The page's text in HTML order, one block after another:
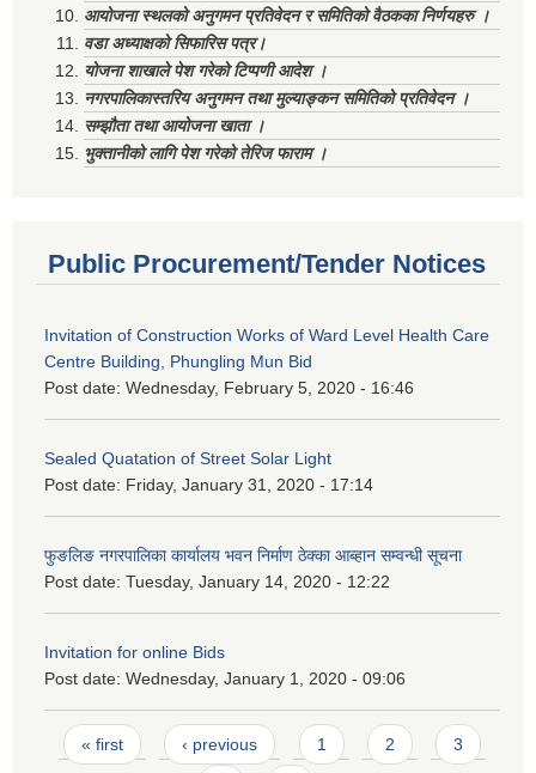
आयोजना स्थलको अनुगमन प्रतिवेदन र समितिको वैठकका निर्णयहरु ।
वडा अध्याक्षको सिफारिस पत्र।
योजना शाखाले पेश गरेको टिप्पणी आदेश ।
नगरपालिकास्तरिय अनुगमन तथा मुल्याङ्कन समितिको प्रतिवेदन ।
सम्झौता तथा आयोजना खाता ।
भुक्तानीको लागि पेश गरेको तेरिज फाराम ।
Public Procurement/Tender Notices
Invitation of Construction Works of Ward Level Health Care
Centre Building, Phungling Mun Bid
Post date: Wednesday, February 5, 2020 - 16:46
Sealed Quatation of Street Solar Light
Post date: Friday, January 31, 2020 - 17:14
फुङलिङ नगरपालिका कार्यालय भवन निर्माण ठेक्का आब्हान सम्वन्धी सूचना
Post date: Tuesday, January 14, 2020 - 12:22
Invitation for online Bids
Post date: Wednesday, January 1, 2020 - 09:06
Pages
« first ‹ previous 1 2 3